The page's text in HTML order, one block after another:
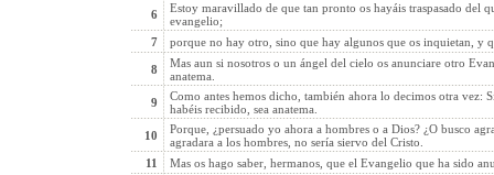
6
Estoy maravillado de que tan pronto os hayáis traspasado del
evangelio;
7
porque no hay otro, sino que hay algunos que os inquietan, y
8
Mas aun si nosotros o un ángel del cielo os anunciare otro
anatema.
9
Como antes hemos dicho, también ahora lo decimos otra vez:
habéis recibido, sea anatema.
10
Porque, ¿persuado yo ahora a hombres o a Dios? ¿O busco
agradara a los hombres, no sería siervo del Cristo.
11
Mas os hago saber, hermanos, que el Evangelio que ha sido